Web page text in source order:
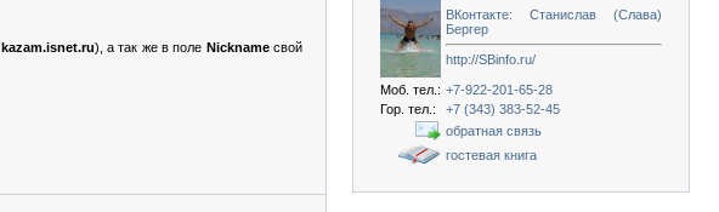
kazam.isnet.ru), а так же в поле Nicknameсвой
ВКонтакте: Станислав (Слава)
Бергер
http://SBinfo.ru/
Моб. тел.: +7-922-201-65-28
Гор. тел.:
+7 (343) 383-52-45
обратная связь
гостевая книга